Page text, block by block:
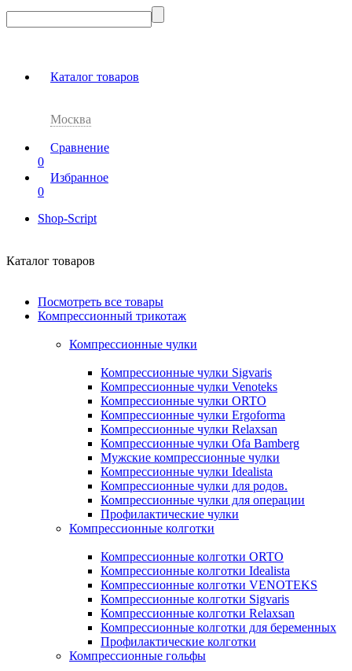
Каталог товаров
Москва
Сравнение
0
Избранное
0
Shop-Script
Каталог товаров
Посмотреть все товары
Компрессионный трикотаж
Компрессионные чулки
Компрессионные чулки Sigvaris
Компрессионные чулки Venoteks
Компрессионные чулки ORTO
Компрессионные чулки Ergoforma
Компрессионные чулки Relaxsan
Компрессионные чулки Ofa Bamberg
Мужские компрессионные чулки
Компрессионные чулки Idealista
Компрессионные чулки для родов.
Компрессионные чулки для операции
Профилактические чулки
Компрессионные колготки
Компрессионные колготки ORTO
Компрессионные колготки Idealista
Компрессионные колготки VENOTEKS
Компрессионные колготки Sigvaris
Компрессионные колготки Relaxsan
Компрессионные колготки для беременных
Профилактические колготки
Компрессионные гольфы